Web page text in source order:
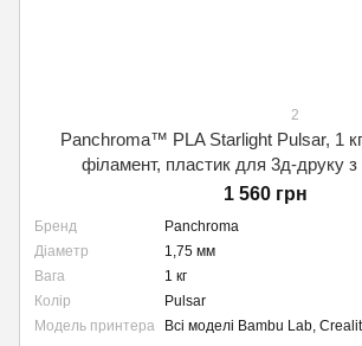
2
Panchroma™ PLA Starlight Pulsar, 1
філамент, пластик для 3д-друку
1 560 грн
Бренд
Panchroma
Діаметр
1,75 мм
Вага
1 кг
Колір
Pulsar
Модель принтера
Всі моделі Bambu Lab,